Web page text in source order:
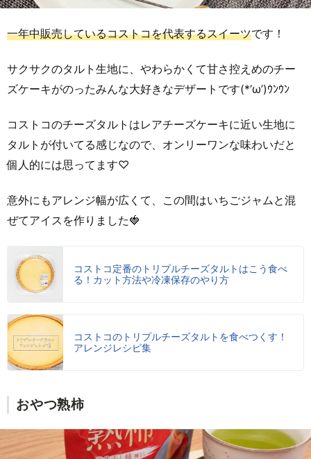
一年中販売しているコストコを代表するスイーツです！
サクサクのタルト生地に、やわらかくて甘さ控えめのチー
ズケーキがのったみんな大好きなデザートです(*’ω’)ｳﾝｳﾝ
コストコのチーズタルトはレアチーズケーキに近い生地に
タルトが付いてる感じなので、オンリーワンな味わいだと
個人的には思ってます♡
意外にもアレンジ幅が広くて、この間はいちごジャムと混
ぜてアイスを作りました🍓
コストコ定番のトリプルチーズタルトはこう食べ
る！カット方法や冷凍保存のやり方
コストコのトリプルチーズタルトを食べつくす！
アレンジレシピ集
おやつ熟柿